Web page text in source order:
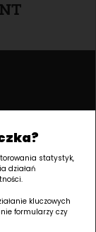
statystyk,
działań
kluczowych
formularzy czy